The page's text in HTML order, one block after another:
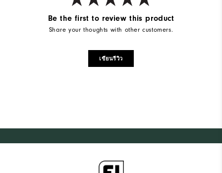
Be the first to review this product
Share your thoughts with other customers.
เขียนรีวิว